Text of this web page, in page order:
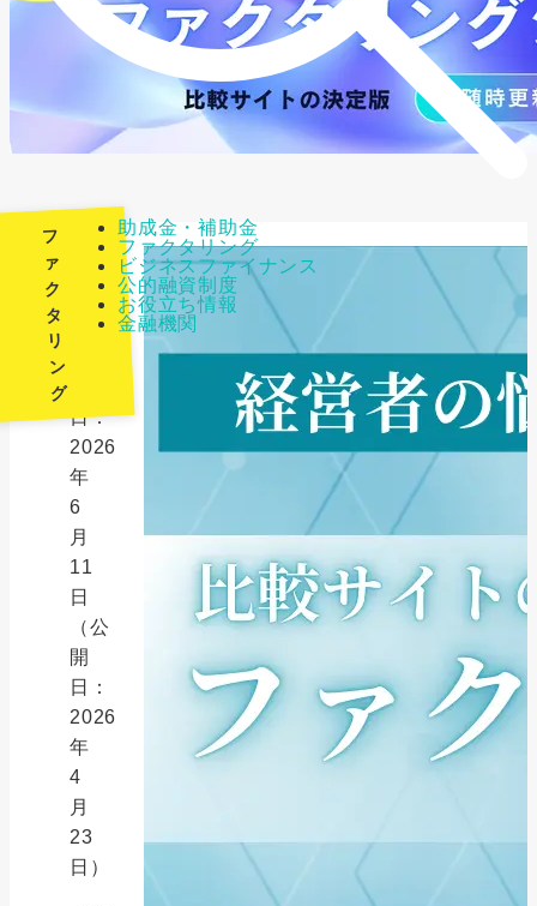
助成金・補助金
ファクタリング
ビジネスファイナンス
公的融資制度
お役立ち情報
金融機関
フ
ァ
ク
タ
リ
ン
グ
日：
2026
年
6
月
11
日
（公
開
日：
2026
年
4
月
23
日）